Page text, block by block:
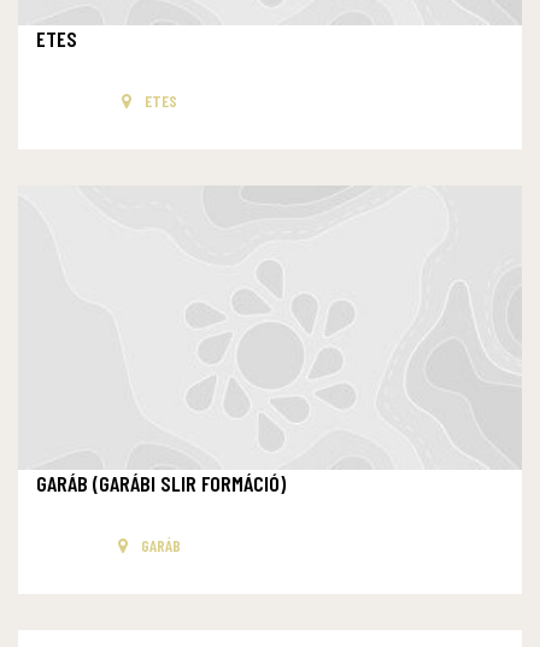
ETES
ETES
GARÁB (GARÁBI SLIR FORMÁCIÓ)
GARÁB